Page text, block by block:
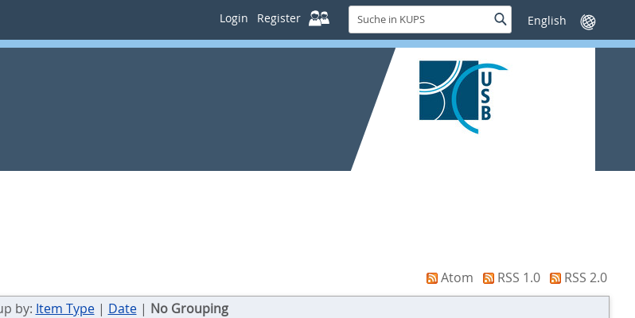
Login Register
Suche
in
KUPS
SucheSprache
wechseln
Atom RSS 1.0
RSS 2.0
by: Item Type| Date| No Grouping